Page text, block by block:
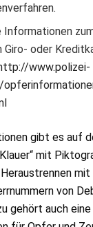
Informationen
Giro- oder
www.polizei-
gibt es auf
mit
von
gehört auch